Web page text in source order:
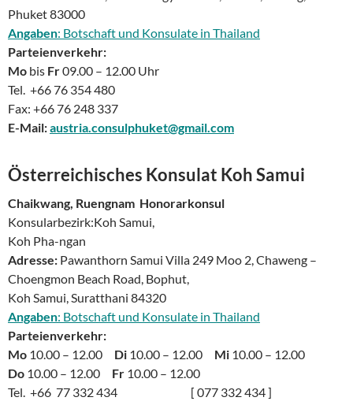
Phuket 83000
Angaben: Botschaft und Konsulate in Thailand
Parteienverkehr:
Mo bis Fr09.00 – 12.00 Uhr
Tel. +66 76 354 480
Fax: +66 76 248 337
E-Mail:austria.consulphuket@gmail.com
Österreichisches Konsulat Koh Samui
Chaikwang, Ruengnam Honorarkonsul
Konsularbezirk:Koh Samui,
Koh Pha-ngan
Adresse: Pawanthorn Samui Villa 249 Moo 2, Chaweng –
Choengmon Beach Road, Bophut,
Koh Samui, Suratthani 84320
Angaben: Botschaft und Konsulate in Thailand
Parteienverkehr:
Mo 10.00 – 12.00 Di 10.00 – 12.00 Mi 10.00 – 12.00
Do 10.00 – 12.00 Fr 10.00 – 12.00
Tel. +66 77 332 434 [ 077 332 434 ]